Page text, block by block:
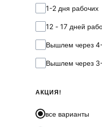
Срок отправки
1-2 дня рабочих
12 - 17 дней
Вышлем через
Вышлем через
АКЦИЯ!
все варианты